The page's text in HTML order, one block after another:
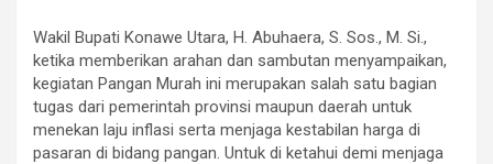
Wakil Bupati Konawe Utara, H. Abuhaera, S. Sos., M. Si.,
ketika memberikan arahan dan sambutan menyampaikan,
kegiatan Pangan Murah ini merupakan salah satu bagian
tugas dari pemerintah provinsi maupun daerah untuk
menekan laju inflasi serta menjaga kestabilan harga di
pasaran di bidang pangan. Untuk di ketahui demi menjaga